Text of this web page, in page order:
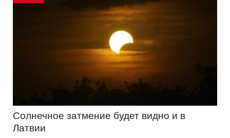
Солнечное затмение будет видно и в
Латвии